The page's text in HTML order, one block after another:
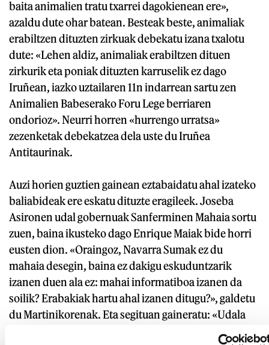
baita animalien tratu txarrei dagokienean ere»,
azaldu dute ohar batean. Besteak beste, animaliak
erabiltzen dituzten zirkuak debekatu izana txalotu
dute: «Lehen aldiz, animaliak erabiltzen dituen
zirkurik eta poniak dituzten karruselik ez dago
Iruñean, iazko uztailaren 11n indarrean sartu zen
Animalien Babeserako Foru Lege berriaren
ondorioz». Neurri horren «hurrengo urratsa»
zezenketak debekatzea dela uste du Iruñea
Antitaurinak.
Auzi horien guztien gainean eztabaidatu ahal izateko
baliabideak ere eskatu dituzte eragileek. Joseba
Asironen udal gobernuak Sanferminen Mahaia sortu
zuen, baina ikusteko dago Enrique Maiak bide horri
eusten dion. «Oraingoz, Navarra Sumak ez du
mahaia desegin, baina ez dakigu eskuduntzarik
izanen duen ala ez: mahai informatiboa izanen da
soilik? Erabakiak hartu ahal izanen ditugu?», galdetu
du Martinikorenak. Eta segituan gaineratu: «Udala